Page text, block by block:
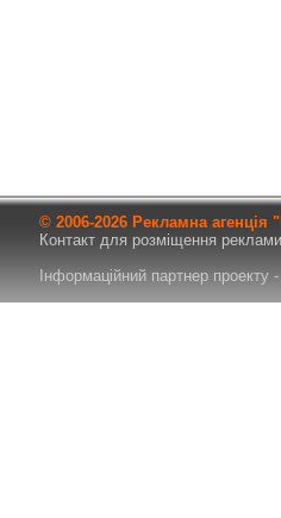
© 2006-2026 Рекламна
Контакт для розміщення
Інформаційний партнер проекту